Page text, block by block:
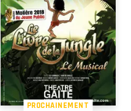
PROCHAINEMENT